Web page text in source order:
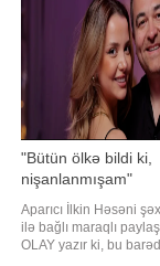
"Bütün ölkə bildi ki,
nişanlanmışam"
Aparıcı İlkin Həsəni
ilə bağlı maraqlı
OLAY yazır ki, bu